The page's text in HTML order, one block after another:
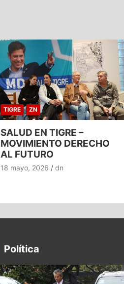
TIGRE ZN
SALUD EN TIGRE –
MOVIMIENTO DERECHO
AL FUTURO
18 mayo, 2026 dn
Política